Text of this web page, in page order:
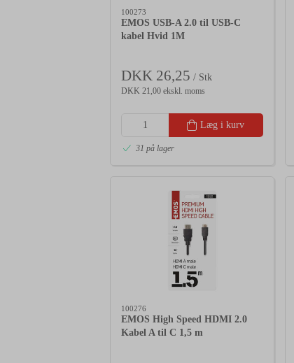
100273
EMOS USB-A 2.0 til USB-C
kabel Hvid 1M
DKK 26,25 / Stk
DKK 21,00 ekskl. moms
Læg i kurv
31 på lager
100276
EMOS High Speed HDMI 2.0
Kabel A til C 1,5 m